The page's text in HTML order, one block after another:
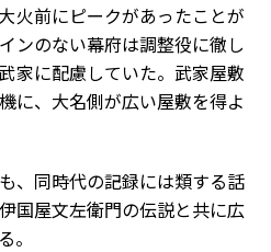
火前にピークがあったことが
ンのない幕府は調整役に徹し
家に配慮していた。武家屋敷
に、大名側が広い屋敷を得よ
、同時代の記録には類する話
国屋文左衛門の伝説と共に広
。